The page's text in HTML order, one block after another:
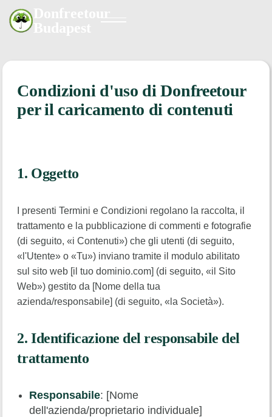
Condizioni d'uso di Donfreetour
per il caricamento di contenuti
1. Oggetto
I presenti Termini e Condizioni regolano la raccolta, il
trattamento e la pubblicazione di commenti e fotografie
(di seguito, «i Contenuti») che gli utenti (di seguito,
«l'Utente» o «Tu») inviano tramite il modulo abilitato
sul sito web [il tuo dominio.com] (di seguito, «il Sito
Web») gestito da [Nome della tua
azienda/responsabile] (di seguito, «la Società»).
2. Identificazione del responsabile del
trattamento
Responsabile: [Nome
dell'azienda/proprietario individuale]